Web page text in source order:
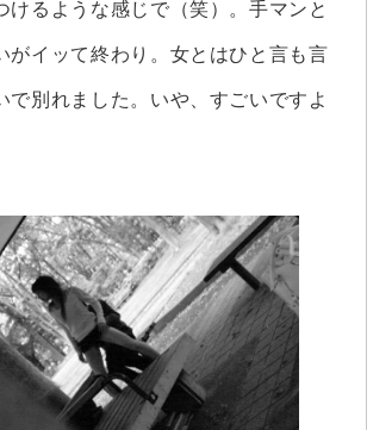
けるような感じで（笑）。手マンと
がイッて終わり。女とはひと言も言
で別れました。いや、すごいですよ